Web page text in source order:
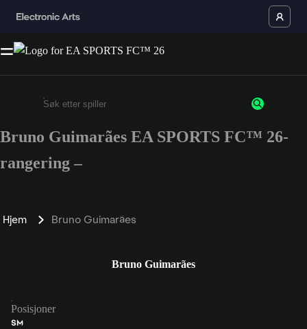
Enter a minimum of 3 characters or numbers
Bruno Guimarães EA SPORTS FC™ 26-
rangering –
Hjem Bruno Guimarães
Bruno Guimarães
Posisjoner
SM